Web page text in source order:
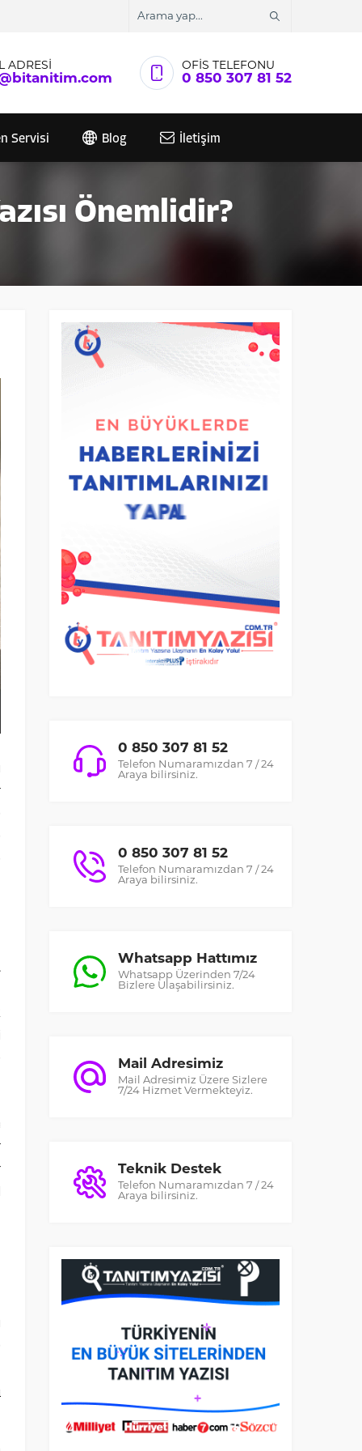
ADRESİ OFİS TELEFONU
0 850 307 81 52
Servisi Blog İletişim
Önemlidir?
0 850 307 81 52
Telefon Numaramızdan 7 / 24
Araya bilirsiniz.
0 850 307 81 52
Telefon Numaramızdan 7 / 24
Araya bilirsiniz.
Whatsapp Hattımız
Whatsapp Üzerinden 7/24
Bizlere Ulaşabilirsiniz.
Mail Adresimiz
Mail Adresimiz Üzere Sizlere
7/24 Hizmet Vermekteyiz.
Teknik Destek
Telefon Numaramızdan 7 / 24
Araya bilirsiniz.